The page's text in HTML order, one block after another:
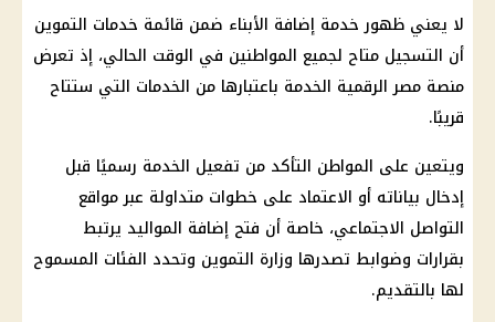
لا يعني ظهور خدمة إضافة الأبناء ضمن قائمة خدمات التموين
أن التسجيل متاح لجميع المواطنين في الوقت الحالي، إذ تعرض
منصة مصر الرقمية الخدمة باعتبارها من الخدمات التي ستتاح
قريبًا.
ويتعين على المواطن التأكد من تفعيل الخدمة رسميًا قبل
إدخال بياناته أو الاعتماد على خطوات متداولة عبر مواقع
التواصل الاجتماعي، خاصة أن فتح إضافة المواليد يرتبط
بقرارات وضوابط تصدرها وزارة التموين وتحدد الفئات المسموح
لها بالتقديم.